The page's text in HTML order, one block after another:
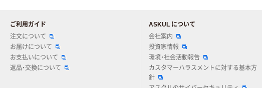
ご利用ガイド
注文について
お届けについて
お支払いについて
返品・交換について
ASKUL について
会社案内
投資家情報
環境・社会活動報告
カスタマーハラスメントに対する基本方
針